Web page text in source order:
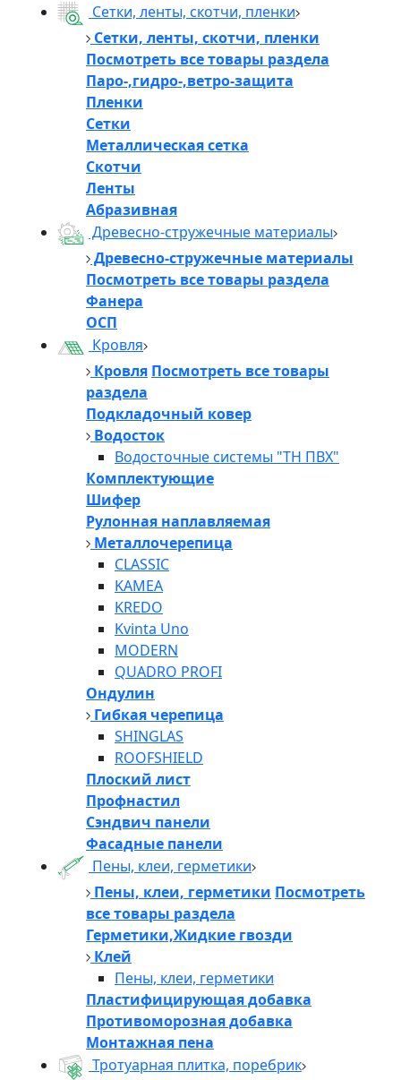
Сетки, ленты, скотчи, пленки
Сетки, ленты, скотчи, пленки
Посмотреть все товары раздела
Паро-,гидро-,ветро-защита
Пленки
Сетки
Металлическая сетка
Скотчи
Ленты
Абразивная
Древесно-стружечные материалы
Древесно-стружечные материалы
Посмотреть все товары раздела
Фанера
ОСП
Кровля
Кровля Посмотреть все товары
раздела
Подкладочный ковер
Водосток
Водосточные системы "ТН ПВХ"
Комплектующие
Шифер
Рулонная наплавляемая
Металлочерепица
CLASSIC
KAMEA
KREDO
Kvinta Uno
MODERN
QUADRO PROFI
Ондулин
Гибкая черепица
SHINGLAS
ROOFSHIELD
Плоский лист
Профнастил
Сэндвич панели
Фасадные панели
Пены, клеи, герметики
Пены, клеи, герметики Посмотреть
все товары раздела
Герметики,Жидкие гвозди
Клей
Пены, клеи, герметики
Пластифицирующая добавка
Противоморозная добавка
Монтажная пена
Тротуарная плитка, поребрик